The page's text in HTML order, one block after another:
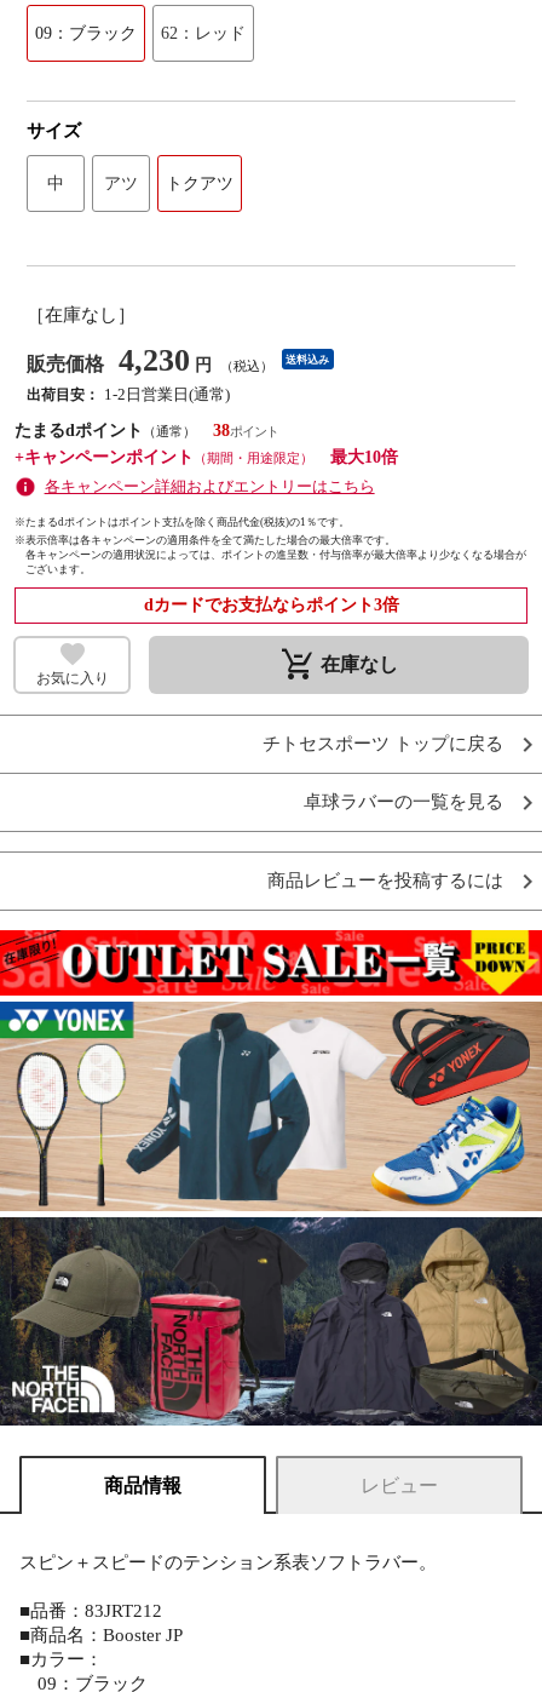
09：ブラック 62：レッド
サイズ
中 アツ トクアツ
［在庫なし］
販売価格 4,230 円 （税込） 送料込み
出荷目安：
1-2日営業日(通常)
たまるdポイント
（通常）
38
+キャンペーンポイント
（期間・用途限定）
最大10倍
各キャンペーン詳細およびエントリーはこちら
※たまるdポイントはポイント支払を除く商品代金(税抜)の1％です。
※表示倍率は各キャンペーンの適用条件を全て満たした場合の最大倍率です。
各キャンペーンの適用状況によっては、ポイントの進呈数・付与倍率が最大倍率より少なくなる場合が
ございます。
dカードでお支払ならポイント3倍
お気に入り remove_shopping_cart 在庫なし
チトセスポーツ トップに戻る
卓球ラバーの一覧を見る
商品レビューを投稿するには
商品情報 レビュー
スピン＋スピードのテンション系表ソフトラバー。
■品番：83JRT212
■商品名：Booster JP
■カラー：
09：ブラック